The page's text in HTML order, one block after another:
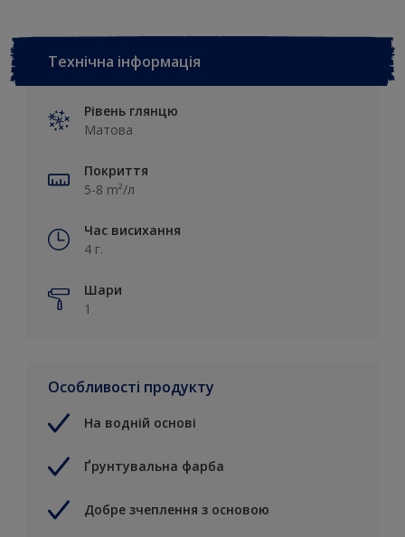
Технічна інформація
Рівень глянцю
Матова
Покриття
5-8 m²/л
Час висихання
4 г.
Шари
1
Особливості продукту
На водній основі
Ґрунтувальна фарба
Добре зчеплення з основою